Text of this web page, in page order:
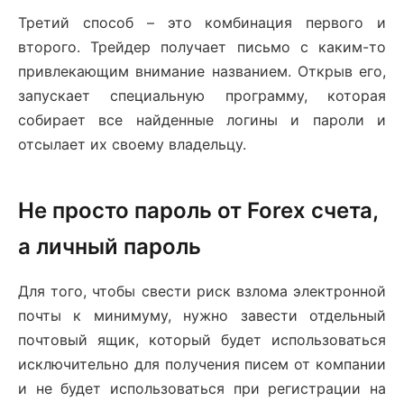
Третий способ – это комбинация первого и
второго. Трейдер получает письмо с каким-то
привлекающим внимание названием. Открыв его,
запускает специальную программу, которая
собирает все найденные логины и пароли и
отсылает их своему владельцу.
Не просто пароль от Forex счета,
а личный пароль
Для того, чтобы свести риск взлома электронной
почты к минимуму, нужно завести отдельный
почтовый ящик, который будет использоваться
исключительно для получения писем от компании
и не будет использоваться при регистрации на